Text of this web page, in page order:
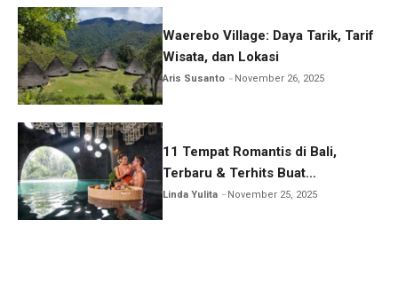
Waerebo Village: Daya Tarik, Tarif
Wisata, dan Lokasi
Aris Susanto November 26, 2025
11 Tempat Romantis di Bali,
Terbaru & Terhits Buat
Honeymoon
Linda Yulita November 25, 2025